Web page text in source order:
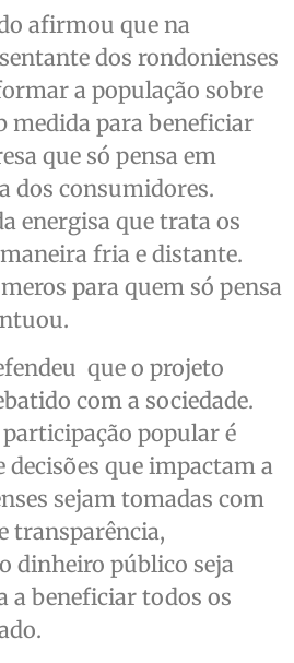
afirmou que na
dos rondonienses
a população sobre
medida para beneficiar
que só pensa em
dos consumidores.
energisa que trata os
fria e distante.
para quem só pensa
que o projeto
com a sociedade.
popular é
decisões que impactam a
sejam tomadas com
transparência,
dinheiro público seja
a beneficiar todos os